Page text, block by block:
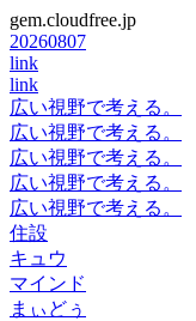
gem.cloudfree.jp
20260807
link
link
広い視野で考える。
広い視野で考える。
広い視野で考える。
広い視野で考える。
広い視野で考える。
住設
キュウ
マインド
まぃどぅ